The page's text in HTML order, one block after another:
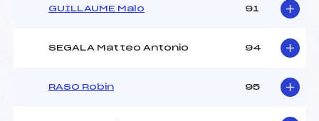
GUILLAUME Malo 91
SEGALA Matteo Antonio 94
RASO Robin 95